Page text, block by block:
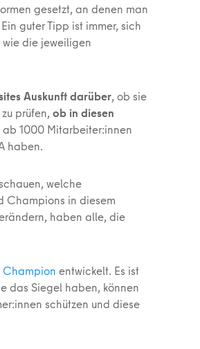
gesetzt, an denen man
guter Tipp ist immer, sich
wie die jeweiligen
Auskunft darüber, ob sie
prüfen,ob in diesen
1000 Mitarbeiter:innen
haben.
schauen, welche
Champions in diesem
haben alle, die
Champion entwickelt. Es ist
das Siegel haben, können
schützen und diese